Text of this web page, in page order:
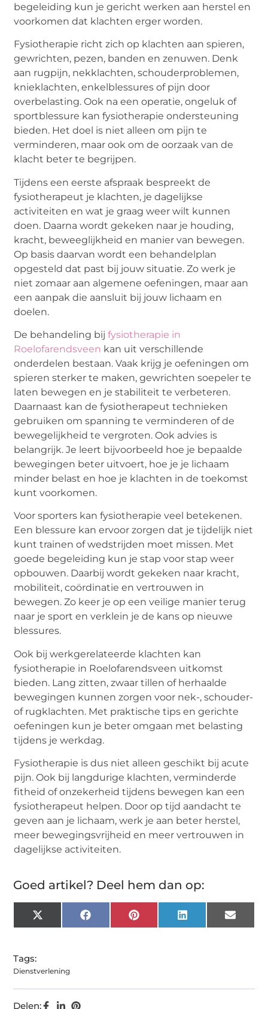
begeleiding kun je gericht werken aan herstel en
voorkomen dat klachten erger worden.
Fysiotherapie richt zich op klachten aan spieren,
gewrichten, pezen, banden en zenuwen. Denk
aan rugpijn, nekklachten, schouderproblemen,
knieklachten, enkelblessures of pijn door
overbelasting. Ook na een operatie, ongeluk of
sportblessure kan fysiotherapie ondersteuning
bieden. Het doel is niet alleen om pijn te
verminderen, maar ook om de oorzaak van de
klacht beter te begrijpen.
Tijdens een eerste afspraak bespreekt de
fysiotherapeut je klachten, je dagelijkse
activiteiten en wat je graag weer wilt kunnen
doen. Daarna wordt gekeken naar je houding,
kracht, beweeglijkheid en manier van bewegen.
Op basis daarvan wordt een behandelplan
opgesteld dat past bij jouw situatie. Zo werk je
niet zomaar aan algemene oefeningen, maar aan
een aanpak die aansluit bij jouw lichaam en
doelen.
De behandeling bijfysiotherapie in
Roelofarendsveen kan uit verschillende
onderdelen bestaan. Vaak krijg je oefeningen om
spieren sterker te maken, gewrichten soepeler te
laten bewegen en je stabiliteit te verbeteren.
Daarnaast kan de fysiotherapeut technieken
gebruiken om spanning te verminderen of de
bewegelijkheid te vergroten. Ook advies is
belangrijk. Je leert bijvoorbeeld hoe je bepaalde
bewegingen beter uitvoert, hoe je je lichaam
minder belast en hoe je klachten in de toekomst
kunt voorkomen.
Voor sporters kan fysiotherapie veel betekenen.
Een blessure kan ervoor zorgen dat je tijdelijk niet
kunt trainen of wedstrijden moet missen. Met
goede begeleiding kun je stap voor stap weer
opbouwen. Daarbij wordt gekeken naar kracht,
mobiliteit, coördinatie en vertrouwen in
bewegen. Zo keer je op een veilige manier terug
naar je sport en verklein je de kans op nieuwe
blessures.
Ook bij werkgerelateerde klachten kan
fysiotherapie in Roelofarendsveen uitkomst
bieden. Lang zitten, zwaar tillen of herhaalde
bewegingen kunnen zorgen voor nek-, schouder-
of rugklachten. Met praktische tips en gerichte
oefeningen kun je beter omgaan met belasting
tijdens je werkdag.
Fysiotherapie is dus niet alleen geschikt bij acute
pijn. Ook bij langdurige klachten, verminderde
fitheid of onzekerheid tijdens bewegen kan een
fysiotherapeut helpen. Door op tijd aandacht te
geven aan je lichaam, werk je aan beter herstel,
meer bewegingsvrijheid en meer vertrouwen in
dagelijkse activiteiten.
Goed artikel? Deel hem dan op:
X
(Twitter)
Facebook Pinterest LinkedIn Email
Tags:
Dienstverlening
Delen: